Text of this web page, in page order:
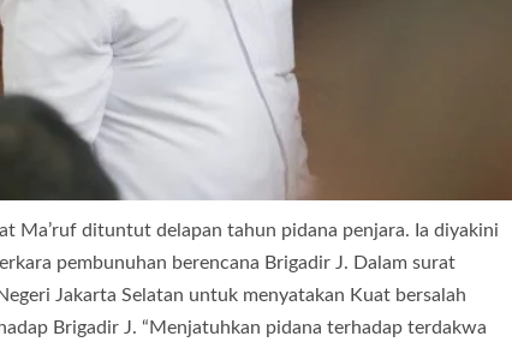
Ma’ruf dituntut delapan tahun pidana penjara. Ia diyakini
pembunuhan berencana Brigadir J. Dalam surat
Jakarta Selatan untuk menyatakan Kuat bersalah
Brigadir J. “Menjatuhkan pidana terhadap terdakwa